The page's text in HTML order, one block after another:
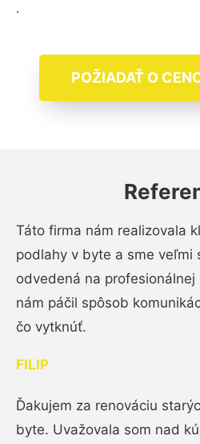
.
POŽIADAŤ O
Táto firma nám realizovala
podlahy v byte a sme veľmi
odvedená na profesionálnej
nám páčil spôsob
čo vytknúť.
FILIP
Ďakujem za renováciu
byte. Uvažovala som nad